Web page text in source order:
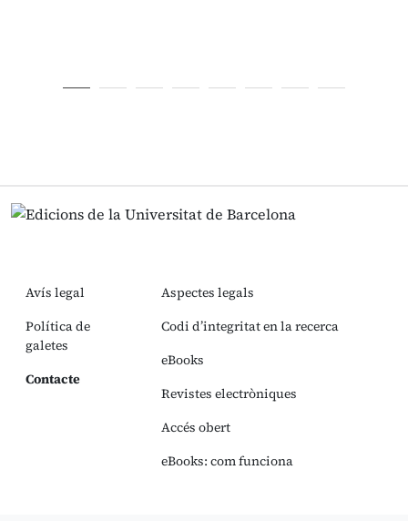
Avís legal
Política de
galetes
Contacte
Aspectes legals
Codi d’integritat en la recerca
eBooks
Revistes electròniques
Accés obert
eBooks: com funciona